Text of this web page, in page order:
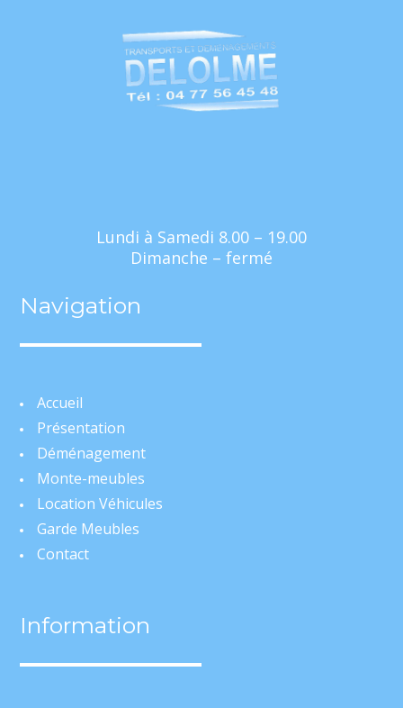
Lundi à Samedi 8.00 – 19.00
Dimanche – fermé
Navigation
Accueil
Présentation
Déménagement
Monte-meubles
Location Véhicules
Garde Meubles
Contact
Information
Mentions Légales
Politique de Confidentialité